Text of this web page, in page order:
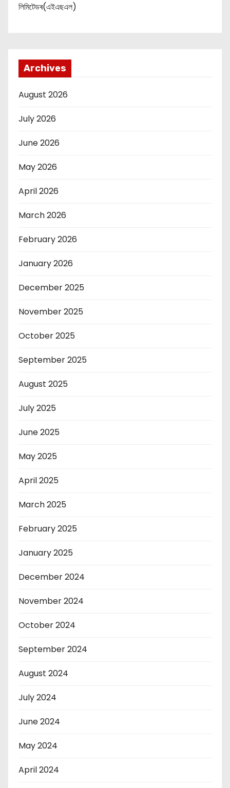
লিমিটেডৰ(এইএছএল)
Archives
August 2026
July 2026
June 2026
May 2026
April 2026
March 2026
February 2026
January 2026
December 2025
November 2025
October 2025
September 2025
August 2025
July 2025
June 2025
May 2025
April 2025
March 2025
February 2025
January 2025
December 2024
November 2024
October 2024
September 2024
August 2024
July 2024
June 2024
May 2024
April 2024